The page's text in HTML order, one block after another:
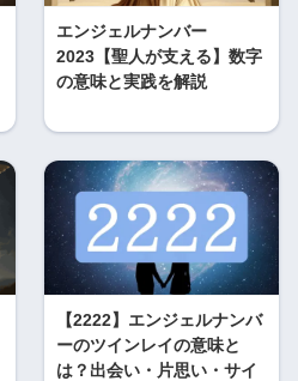
エンジェルナンバー
2023【聖人が支える】数字
の意味と実践を解説
【2222】エンジェルナンバ
ーのツインレイの意味と
は？出会い・片思い・サイ